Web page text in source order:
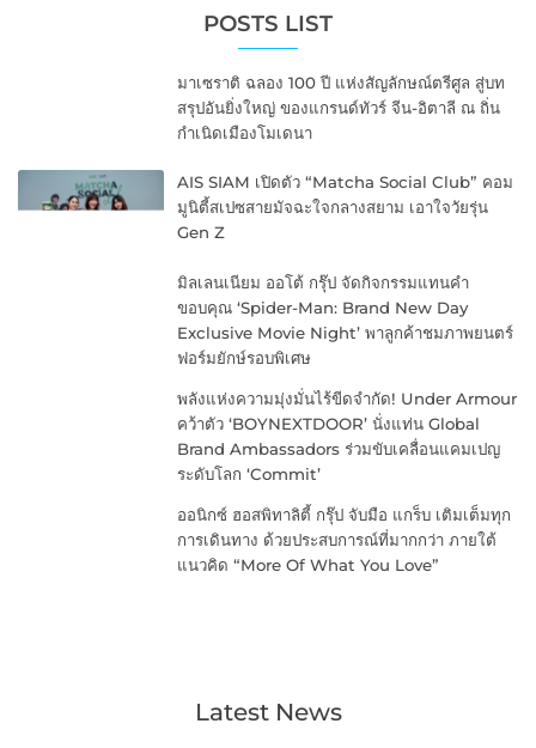
POSTS LIST
มาเซราติ ฉลอง 100 ปี แห่งสัญลักษณ์ตรีศูล สู่บท
สรุปอันยิ่งใหญ่ ของแกรนด์ทัวร์ จีน-อิตาลี ณ ถิ่น
กำเนิดเมืองโมเดนา
AIS SIAM เปิดตัว “Matcha Social Club” คอม
มูนิตี้สเปซสายมัจฉะใจกลางสยาม เอาใจวัยรุ่น
Gen Z
มิลเลนเนียม ออโต้ กรุ๊ป จัดกิจกรรมแทนคำ
ขอบคุณ ‘Spider-Man: Brand New Day
Exclusive Movie Night’ พาลูกค้าชมภาพยนตร์
ฟอร์มยักษ์รอบพิเศษ
พลังแห่งความมุ่งมั่นไร้ขีดจำกัด! Under Armour
คว้าตัว ‘BOYNEXTDOOR’ นั่งแท่น Global
Brand Ambassadors ร่วมขับเคลื่อนแคมเปญ
ระดับโลก ‘Commit’
ออนิกซ์ ฮอสพิทาลิตี้ กรุ๊ป จับมือ แกร็บ เติมเต็มทุก
การเดินทาง ด้วยประสบการณ์ที่มากกว่า ภายใต้
แนวคิด “More Of What You Love”
Latest News